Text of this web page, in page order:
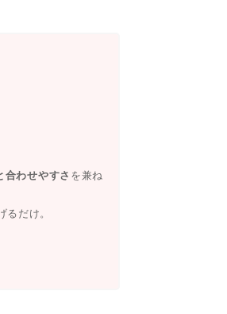
合わせやすさ を兼ね
だけ。